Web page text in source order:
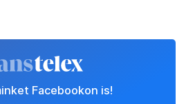
Facebookon is!